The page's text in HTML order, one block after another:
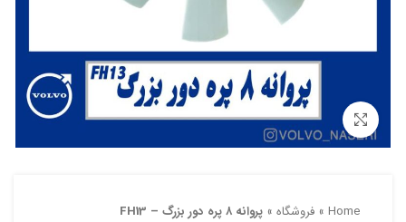
بزرگنمایی تصویر
Home
» فروشگاه » پروانه ۸ پره دور بزرگ – FH13